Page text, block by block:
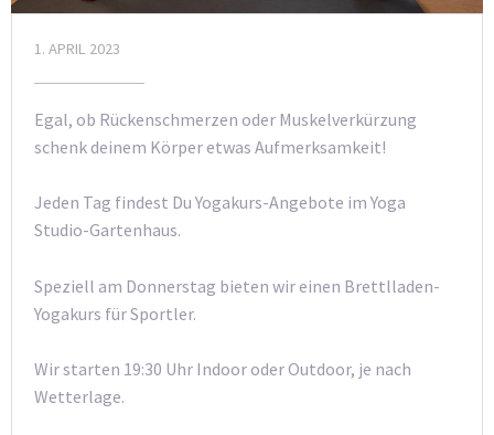
1. APRIL 2023
Egal, ob Rückenschmerzen oder Muskelverkürzung
schenk deinem Körper etwas Aufmerksamkeit!
Jeden Tag findest Du Yogakurs-Angebote im Yoga
Studio-Gartenhaus.
Speziell am Donnerstag bieten wir einen Brettlladen-
Yogakurs für Sportler.
Wir starten 19:30 Uhr Indoor oder Outdoor, je nach
Wetterlage.